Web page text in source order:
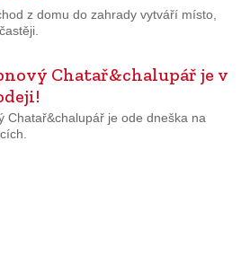
z domu do zahrady vytváří místo,
Chatař&chalupář je v
Chatař&chalupář je ode dneška na